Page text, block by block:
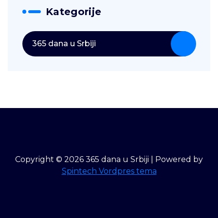
Kategorije
365 dana u Srbiji
Copyright © 2026 365 dana u Srbiji | Powered by
Spintech Vordpres tema